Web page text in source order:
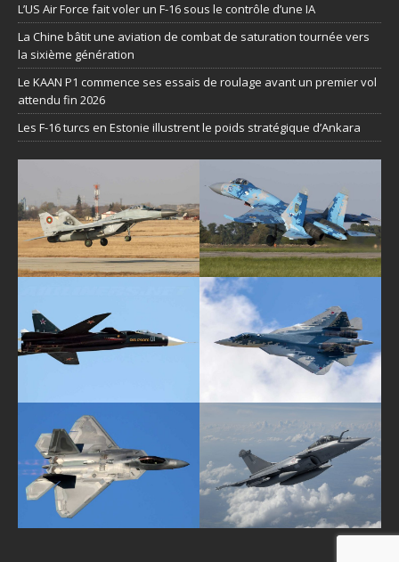
L’US Air Force fait voler un F-16 sous le contrôle d’une IA
La Chine bâtit une aviation de combat de saturation tournée vers
la sixième génération
Le KAAN P1 commence ses essais de roulage avant un premier vol
attendu fin 2026
Les F-16 turcs en Estonie illustrent le poids stratégique d’Ankara